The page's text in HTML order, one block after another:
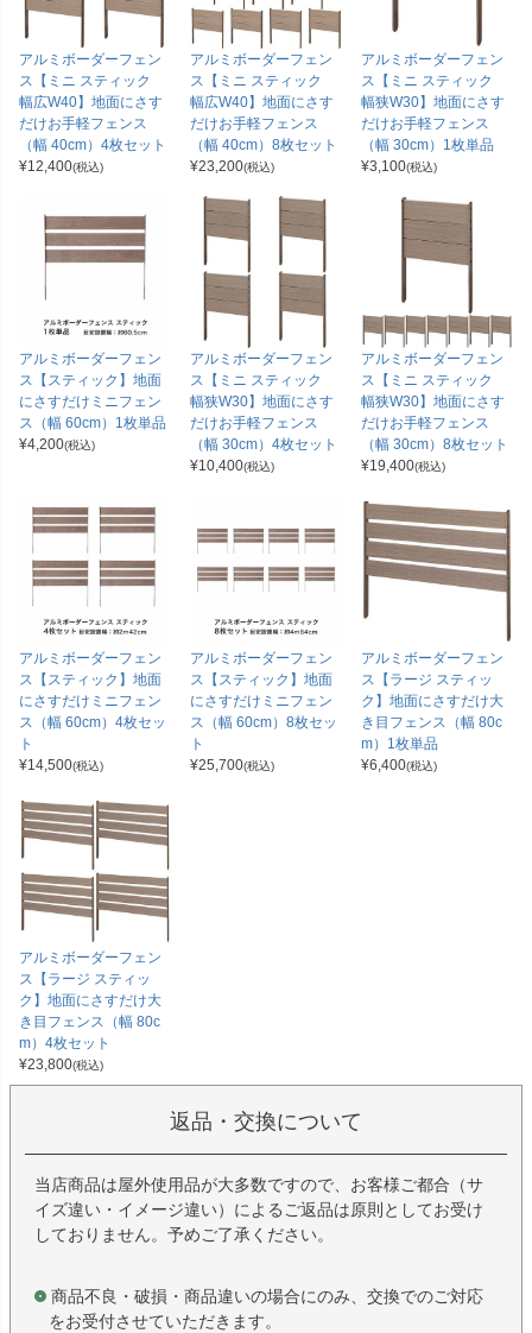
アルミボーダーフェン
ス【ミニ スティック
幅広W40】地面にさす
だけお手軽フェンス
（幅 40cm）4枚セット
¥12,400(税込)
アルミボーダーフェン
ス【ミニ スティック
幅広W40】地面にさす
だけお手軽フェンス
（幅 40cm）8枚セット
¥23,200(税込)
アルミボーダーフェン
ス【ミニ スティック
幅狭W30】地面にさす
だけお手軽フェンス
（幅 30cm）1枚単品
¥3,100(税込)
アルミボーダーフェン
ス【スティック】地面
にさすだけミニフェン
ス（幅 60cm）1枚単品
¥4,200(税込)
アルミボーダーフェン
ス【ミニ スティック
幅狭W30】地面にさす
だけお手軽フェンス
（幅 30cm）4枚セット
¥10,400(税込)
アルミボーダーフェン
ス【ミニ スティック
幅狭W30】地面にさす
だけお手軽フェンス
（幅 30cm）8枚セット
¥19,400(税込)
アルミボーダーフェン
ス【スティック】地面
にさすだけミニフェン
ス（幅 60cm）4枚セッ
ト
¥14,500(税込)
アルミボーダーフェン
ス【スティック】地面
にさすだけミニフェン
ス（幅 60cm）8枚セッ
ト
¥25,700(税込)
アルミボーダーフェン
ス【ラージ スティッ
ク】地面にさすだけ大
き目フェンス（幅 80c
m）1枚単品
¥6,400(税込)
アルミボーダーフェン
ス【ラージ スティッ
ク】地面にさすだけ大
き目フェンス（幅 80c
m）4枚セット
¥23,800(税込)
返品・交換について
当店商品は屋外使用品が大多数ですので、お客様ご都合（サ
イズ違い・イメージ違い）によるご返品は原則としてお受け
しておりません。予めご了承ください。
商品不良・破損・商品違いの場合にのみ、交換でのご対応
をお受付させていただきます。